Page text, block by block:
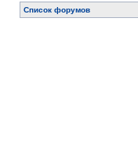
Список форумов